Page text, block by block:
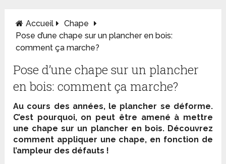
Accueil
Chape
Pose d’une chape sur un plancher en bois:
comment ça marche?
Pose d’une chape sur un plancher
en bois: comment ça marche?
Au cours des années, le plancher se déforme.
C’est pourquoi, on peut être amené à mettre
une chape sur un plancher en bois. Découvrez
comment appliquer une chape, en fonction de
l’ampleur des défauts !